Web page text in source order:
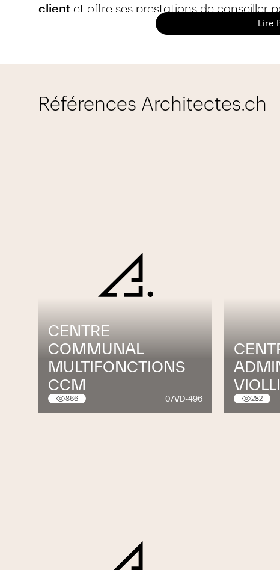
client et offre ses prestations de conseiller
Savoir-faire
maîtrise fédérale depuis 1993
utilisation de peintures à la chaux
Lire
Références Architectes.ch
CENTRE
COMMUNAL
MULTIFONCTIONS
CCM
866 0/VD-496 282